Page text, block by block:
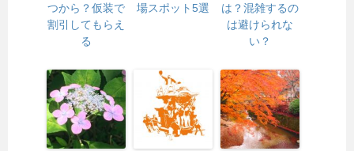
つから？仮装で
割引してもらえ
る
場スポット5選
は？混雑するの
は避けられな
い？